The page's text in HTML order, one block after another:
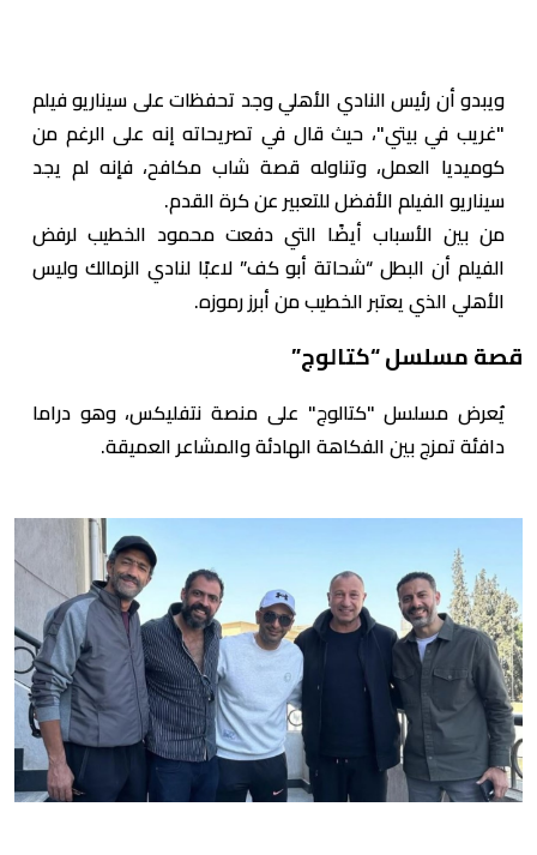
ويبدو أن رئيس النادي الأهلي وجد تحفظات على سيناريو فيلم
"غريب في بيتي"، حيث قال في تصريحاته إنه على الرغم من
كوميديا العمل، وتناوله قصة شاب مكافح، فإنه لم يجد
سيناريو الفيلم الأفضل للتعبير عن كرة القدم.
من بين الأسباب أيضًا التي دفعت محمود الخطيب لرفض
الفيلم أن البطل “شحاتة أبو كف” لاعبًا لنادي الزمالك وليس
الأهلي الذي يعتبر الخطيب من أبرز رموزه.
قصة مسلسل “كتالوج”
يُعرض مسلسل "كتالوج" على منصة نتفليكس، وهو دراما
دافئة تمزج بين الفكاهة الهادئة والمشاعر العميقة.